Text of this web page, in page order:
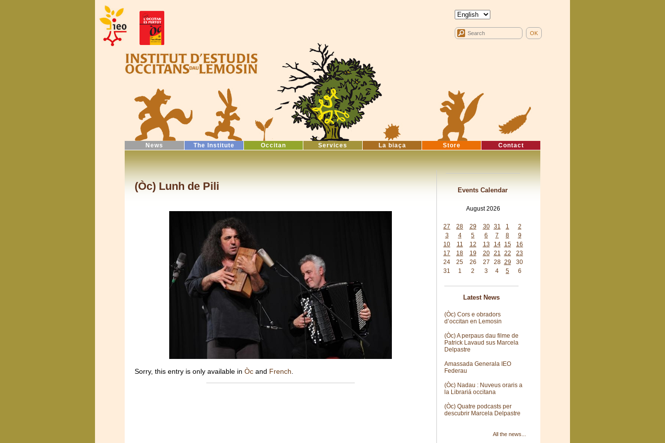
News The Institute Occitan Services La biaça Store Contact
(Òc) Lunh de Pili
Sorry, this entry is only available in Òc and French.
Events Calendar
August 2026
27
28 29 30 31 1
2
3
4 5 6 7 8
9
10
11 12 13 14 15
16
17
18 19 20 21 22
23
24
25 26 27 28 29
30
31
1 2 3 4 5 6
Latest News
(Òc) Cors e obradors
d’occitan en Lemosin
(Òc) A perpaus dau filme de
Patrick Lavaud sus Marcela
Delpastre
Amassada Generala IEO
Federau
(Òc) Nadau : Nuveus oraris a
la Librariá occitana
(Òc) Quatre podcasts per
descubrir Marcela Delpastre
All the news...